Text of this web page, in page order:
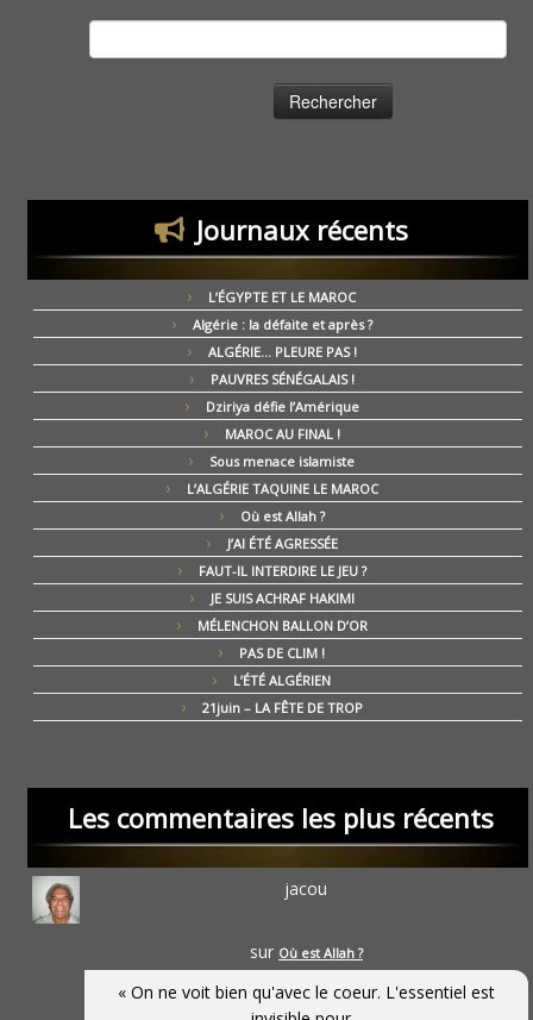
Journaux récents
L’ÉGYPTE ET LE MAROC
Algérie : la défaite et après ?
ALGÉRIE… PLEURE PAS !
PAUVRES SÉNÉGALAIS !
Dziriya défie l’Amérique
MAROC AU FINAL !
Sous menace islamiste
L’ALGÉRIE TAQUINE LE MAROC
Où est Allah ?
J’AI ÉTÉ AGRESSÉE
FAUT-IL INTERDIRE LE JEU ?
JE SUIS ACHRAF HAKIMI
MÉLENCHON BALLON D’OR
PAS DE CLIM !
L’ÉTÉ ALGÉRIEN
21juin – LA FÊTE DE TROP
Les commentaires les plus récents
jacou
sur Où est Allah ?
« On ne voit bien qu'avec le coeur. L'essentiel est